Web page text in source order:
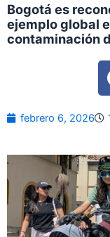
Bogotá es
ejemplo global
contaminación
febrero 6, 2026